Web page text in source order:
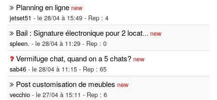
Planning en ligne new
jetset51 - le 28/04 à 15:49 - Rep : 4
Bail : Signature électronique pour 2 locat... new
spleen. - le 28/04 à 11:29 - Rep : 0
Vermifuge chat, quand on a 5 chats? new
sab46 - le 28/04 à 11:15 - Rep : 65
Post customisation de meubles new
vecchio - le 27/04 à 15:11 - Rep : 6